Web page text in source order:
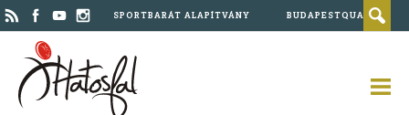
SPORTBARÁT ALAPÍTVÁNY BUDAPESTQUAD